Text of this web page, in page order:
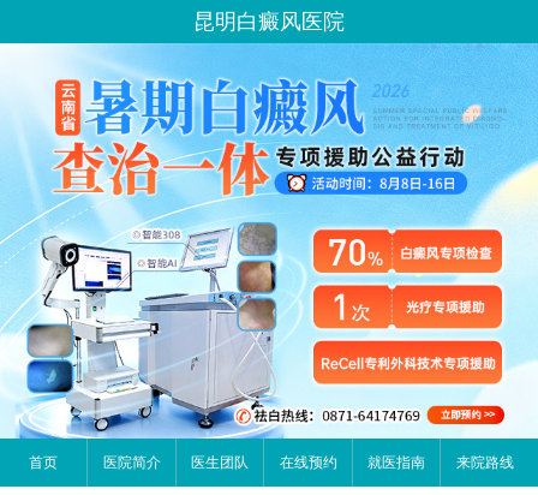
昆明白癜风医院
首页 医院简介 医生团队 在线预约 就医指南 来院路线